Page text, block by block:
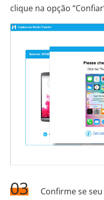
clique na opção
03
Confirme se